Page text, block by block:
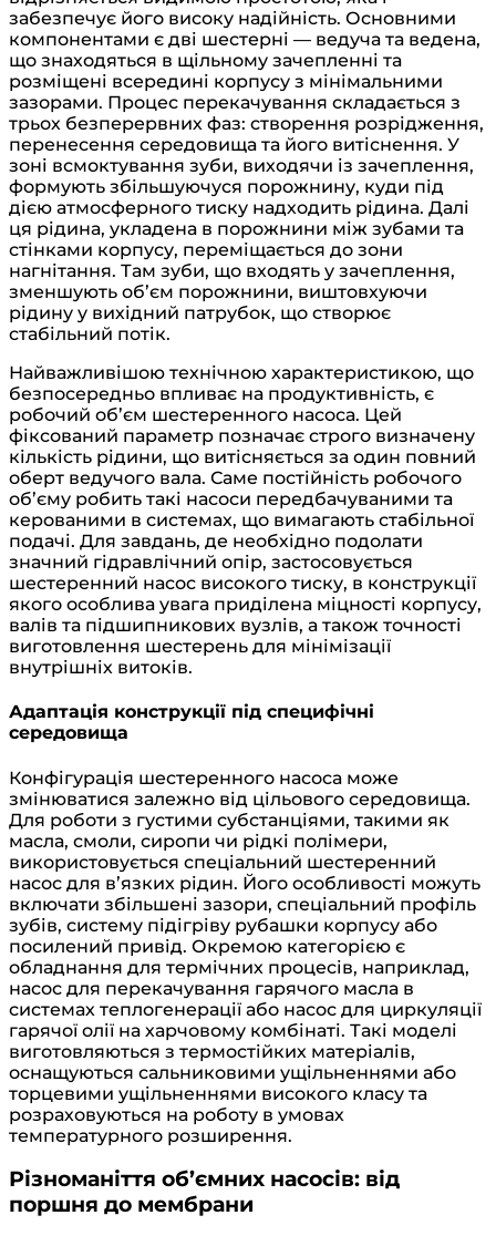
забезпечує його високу надійність. Основними
компонентами є дві шестерні — ведуча та ведена,
що знаходяться в щільному зачепленні та
розміщені всередині корпусу з мінімальними
зазорами. Процес перекачування складається з
трьох безперервних фаз: створення розрідження,
перенесення середовища та його витіснення. У
зоні всмоктування зуби, виходячи із зачеплення,
формують збільшуючуся порожнину, куди під
дією атмосферного тиску надходить рідина. Далі
ця рідина, укладена в порожнини між зубами та
стінками корпусу, переміщається до зони
нагнітання. Там зуби, що входять у зачеплення,
зменшують об’єм порожнини, виштовхуючи
рідину у вихідний патрубок, що створює
стабільний потік.
Найважливішою технічною характеристикою, що
безпосередньо впливає на продуктивність, є
робочий об’єм шестеренного насоса. Цей
фіксований параметр позначає строго визначену
кількість рідини, що витісняється за один повний
оберт ведучого вала. Саме постійність робочого
об’єму робить такі насоси передбачуваними та
керованими в системах, що вимагають стабільної
подачі. Для завдань, де необхідно подолати
значний гідравлічний опір, застосовується
шестеренний насос високого тиску, в конструкції
якого особлива увага приділена міцності корпусу,
валів та підшипникових вузлів, а також точності
виготовлення шестерень для мінімізації
внутрішніх витоків.
Адаптація конструкції під специфічні
середовища
Конфігурація шестеренного насоса може
змінюватися залежно від цільового середовища.
Для роботи з густими субстанціями, такими як
масла, смоли, сиропи чи рідкі полімери,
використовується спеціальний шестеренний
насос для в’язких рідин. Його особливості можуть
включати збільшені зазори, спеціальний профіль
зубів, систему підігріву рубашки корпусу або
посилений привід. Окремою категорією є
обладнання для термічних процесів, наприклад,
насос для перекачування гарячого масла в
системах теплогенерації або насос для циркуляції
гарячої олії на харчовому комбінаті. Такі моделі
виготовляються з термостійких матеріалів,
оснащуються сальниковими ущільненнями або
торцевими ущільненнями високого класу та
розраховуються на роботу в умовах
температурного розширення.
Різноманіття об’ємних насосів: від
поршня до мембрани